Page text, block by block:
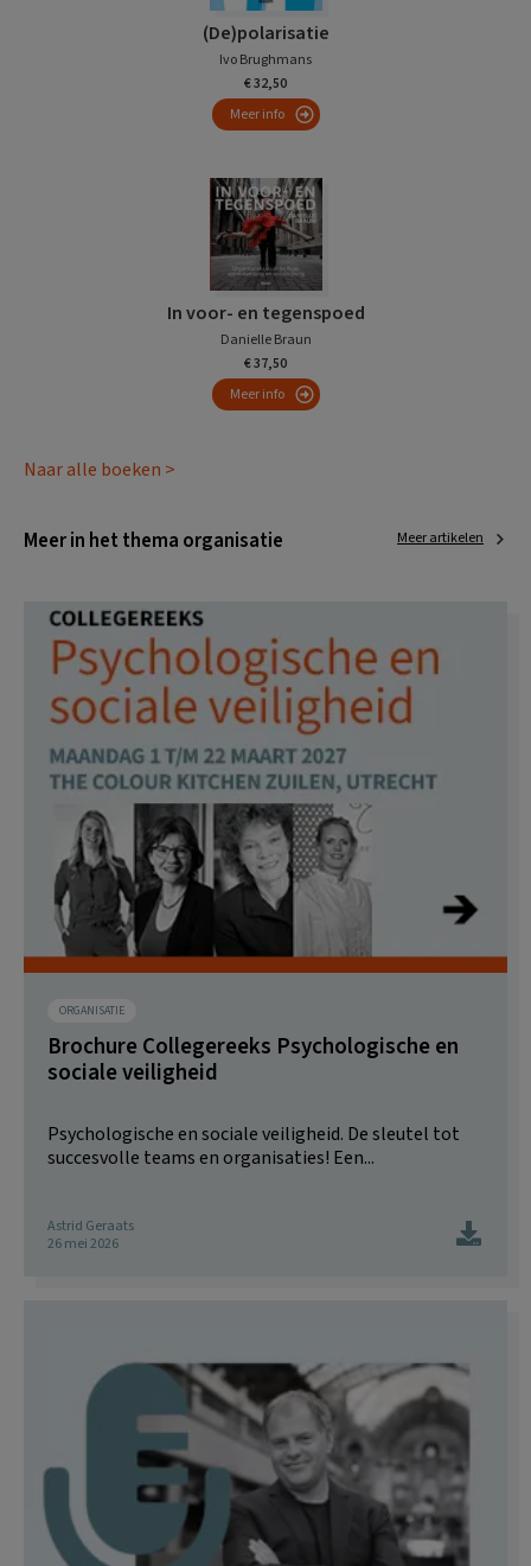
(De)polarisatie
Ivo Brughmans
€ 32,50
Meer info
In voor- en tegenspoed
Danielle Braun
€ 37,50
Meer info
Naar alle boeken >
Meer in het thema organisatie Meer artikelen
ORGANISATIE
Brochure Collegereeks Psychologische en
sociale veiligheid
Psychologische en sociale veiligheid. De sleutel tot
succesvolle teams en organisaties! Een...
Astrid Geraats
26 mei 2026